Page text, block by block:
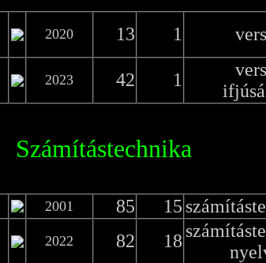
2020 13 1 vers
2023 42 1
vers
Számítástechnika
2001 85 15
2022 82 18